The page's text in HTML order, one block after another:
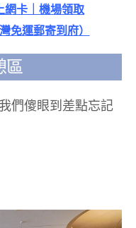
卡｜機場領取
免運郵寄到府）
區
們傻眼到差點忘記